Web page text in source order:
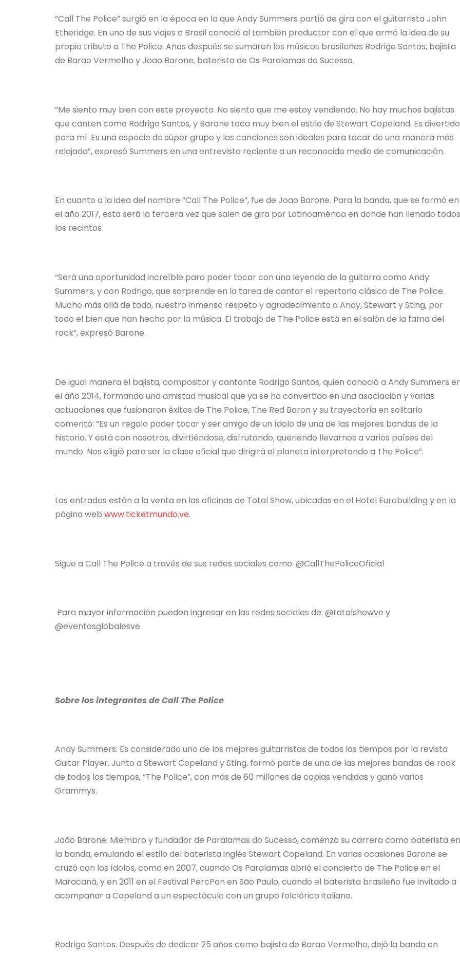
“Call The Police” surgió en la época en la que Andy Summers partió de gira con el guitarrista John
Etheridge. En uno de sus viajes a Brasil conoció al también productor con el que armó la idea de su
propio tributo a The Police. Años después se sumaron los músicos brasileños Rodrigo Santos, bajista
de Barao Vermelho y Joao Barone, baterista de Os Paralamas do Sucesso.
“Me siento muy bien con este proyecto. No siento que me estoy vendiendo. No hay muchos bajistas
que canten como Rodrigo Santos, y Barone toca muy bien el estilo de Stewart Copeland. Es divertido
para mí. Es una especie de súper grupo y las canciones son ideales para tocar de una manera más
relajada”, expresó Summers en una entrevista reciente a un reconocido medio de comunicación.
En cuanto a la idea del nombre “Call The Police”, fue de Joao Barone. Para la banda, que se formó en
el año 2017, esta será la tercera vez que salen de gira por Latinoamérica en donde han llenado todos
los recintos.
“Será una oportunidad increíble para poder tocar con una leyenda de la guitarra como Andy
Summers, y con Rodrigo, que sorprende en la tarea de cantar el repertorio clásico de The Police.
Mucho más allá de todo, nuestro inmenso respeto y agradecimiento a Andy, Stewart y Sting, por
todo el bien que han hecho por la música. El trabajo de The Police está en el salón de la fama del
rock”, expresó Barone.
De igual manera el bajista, compositor y cantante Rodrigo Santos, quien conoció a Andy Summers
el año 2014, formando una amistad musical que ya se ha convertido en una asociación y varias
actuaciones que fusionaron éxitos de The Police, The Red Baron y su trayectoria en solitario
comentó: “Es un regalo poder tocar y ser amigo de un ídolo de una de las mejores bandas de la
historia. Y está con nosotros, divirtiéndose, disfrutando, queriendo llevarnos a varios países del
mundo. Nos eligió para ser la clase oficial que dirigirá el planeta interpretando a The Police”.
Las entradas están a la venta en las oficinas de Total Show, ubicadas en el Hotel Eurobuilding y en la
página web www.ticketmundo.ve.
Sigue a Call The Police a través de sus redes sociales como: @CallThePoliceOficial
Para mayor información pueden ingresar en las redes sociales de: @totalshowve y
@eventosglobalesve
Sobre los integrantes de Call The Police
Andy Summers: Es considerado uno de los mejores guitarristas de todos los tiempos por la revista
Guitar Player. Junto a Stewart Copeland y Sting, formó parte de una de las mejores bandas de rock
de todos los tiempos, “The Police”, con más de 60 millones de copias vendidas y ganó varios
Grammys.
João Barone: Miembro y fundador de Paralamas do Sucesso, comenzó su carrera como baterista en
la banda, emulando el estilo del baterista inglés Stewart Copeland. En varias ocasiones Barone se
cruzó con los ídolos, como en 2007, cuando Os Paralamas abrió el concierto de The Police en el
Maracaná, y en 2011 en el Festival PercPan en São Paulo, cuando el baterista brasileño fue invitado a
acompañar a Copeland a un espectáculo con un grupo folclórico italiano.
Rodrigo Santos: Después de dedicar 25 años como bajista de Barao Vermelho, dejó la banda en